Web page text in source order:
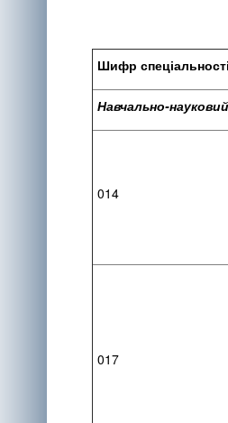
Шифр спеціальності
Навчально-
014
017